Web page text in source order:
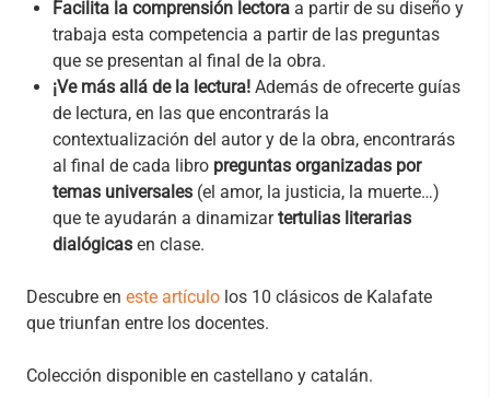
Facilita la comprensión lectora a partir de su diseño y
trabaja esta competencia a partir de las preguntas
que se presentan al final de la obra.
¡Ve más allá de la lectura! Además de ofrecerte guías
de lectura, en las que encontrarás la
contextualización del autor y de la obra, encontrarás
al final de cada libro preguntas organizadas por
temas universales (el amor, la justicia, la muerte…)
que te ayudarán a dinamizartertulias literarias
dialógicas en clase.
Descubre en este artículo los 10 clásicos de Kalafate
que triunfan entre los docentes.
Colección disponible en castellano y catalán.